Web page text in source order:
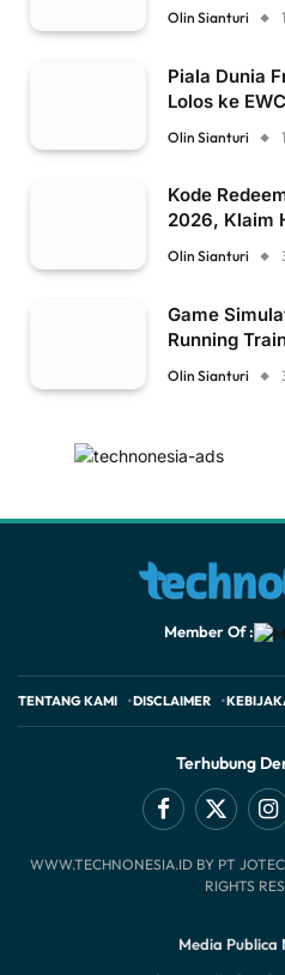
Olin Sianturi
Piala Dunia
Lolos ke
Olin Sianturi
Kode
2026, Klaim
Olin Sianturi
Game
Running
Olin Sianturi
Member Of :
TENTANG KAMI DISCLAIMER
Terhubung
Facebook
X
(Twitter)
WWW.TECHNONESIA.ID BY PT
RIGHTS
Media Publica